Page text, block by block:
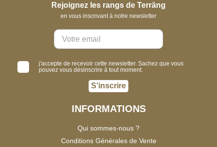
Rejoignez les rangs de Terräng
en vous inscrivant à notre newsletter
j'accepte de recevoir cette newsletter. Sachez que vous
pouvez vous désinscrire à tout moment.
S'inscrire
INFORMATIONS
Qui sommes-nous ?
Conditions Générales de Vente